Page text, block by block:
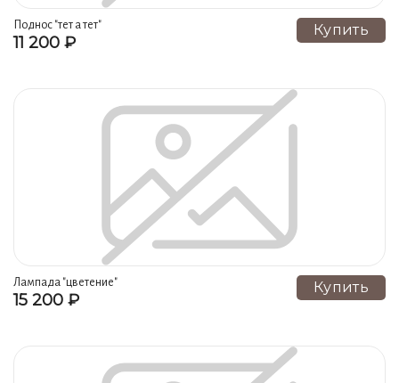
Подноc "тет а тет"
11 200 ₽
Купить
Лампада "цветение"
15 200 ₽
Купить